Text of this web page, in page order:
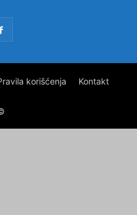
korišćenja Kontakt